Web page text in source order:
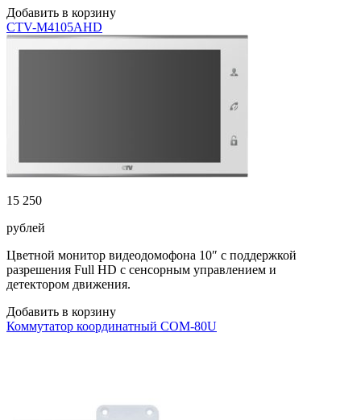
Добавить в корзину
CTV-M4105AHD
15 250
рублей
Цветной монитор видеодомофона 10″ с поддержкой
разрешения Full HD с сенсорным управлением и
детектором движения.
Добавить в корзину
Коммутатор координатный СОМ-80U